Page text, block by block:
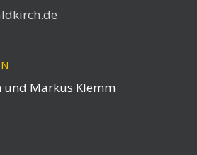
und Markus Klemm